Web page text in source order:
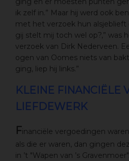
ik zelf in.” Maar hij werd ook
met het verzoek hun alsjeblieft
gij stelt mij toch wel op?,” was
verzoek van Dirk Nederveen.
ogen van Oomes niets van
ging, liep hij links.”
KLEINE FINANCIËLE
LIEFDEWERK
Financiële vergoedingen
als die er waren, dan gingen
in ’t "Wapen van ’s